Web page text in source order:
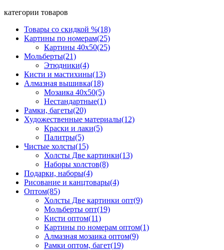
категории товаров
Товары со скидкой %(18)
Картины по номерам(25)
Картины 40x50(25)
Мольберты(21)
Этюдники(4)
Кисти и мастихины(13)
Алмазная вышивка(18)
Мозаика 40x50(5)
Нестандартные(1)
Рамки, багеты(20)
Художественные материалы(12)
Краски и лаки(5)
Палитры(5)
Чистые холсты(15)
Холсты Две картинки(13)
Наборы холстов(8)
Подарки, наборы(4)
Рисование и канцтовары(4)
Оптом(85)
Холсты Две картинки опт(9)
Мольберты опт(19)
Кисти оптом(11)
Картины по номерам оптом(1)
Алмазная мозаика оптом(9)
Рамки оптом, багет(19)